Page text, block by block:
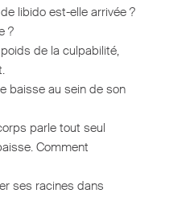
libido est-elle arrivée ?
?
de la culpabilité,
baisse au sein de son
parle tout seul
Comment
ses racines dans